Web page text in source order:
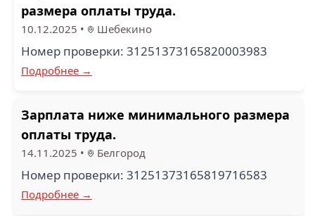
размера оплаты труда.
10.12.2025 • Шебекино
Номер проверки: 31251373165820003983
Подробнее →
Зарплата ниже минимального размера
оплаты труда.
14.11.2025 • Белгород
Номер проверки: 31251373165819716583
Подробнее →